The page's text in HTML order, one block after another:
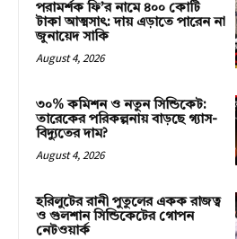
পরামর্শক ফি’র নামে ৪০০ কোটি
টাকা আত্মসাৎ: দায় এড়াতে পারেন না
জুনায়েদ সাকি
August 4, 2026
৩০% কমিশন ও নতুন সিন্ডিকেট:
তারেকের পরিকল্পনায় বাড়ছে গ্যাস-
বিদ্যুতের দাম?
August 4, 2026
হরিলুটের রানী পুতুলের একক রাজত্ব
ও গুলশান সিন্ডিকেটের গোপন
নেটওয়ার্ক